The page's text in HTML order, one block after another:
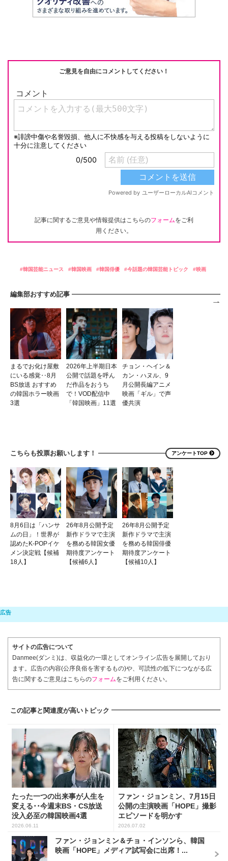
at b
k
a
Li
ご意見を自由にコメントしてください！
記事に関するご意見や情報提供はこちらのフォームをご利
用ください。
韓国芸能ニュース 韓国映画 韓国俳優 今話題の韓国芸能トピック 映画
編集部おすすめ記事
まるでお化け屋敷
にいる感覚‥8月
BS放送 おすすめ
の韓国ホラー映画
3選
2026年上半期日本
公開で話題を呼ん
だ作品をおうち
で！VOD配信中
「韓国映画」11選
チョン・ヘイン＆
カン・ハヌル、9
月公開長編アニメ
映画「ギル」で声
優共演
こちらも投票お願いします！ アンケートTOP
8月6日は「ハンサ
ムの日」！世界が
認めたK-POPイケ
メン決定戦【候補
18人】
26年8月公開予定
新作ドラマで主演
を務める韓国女優
期待度アンケート
【候補6人】
26年8月公開予定
新作ドラマで主演
を務める韓国俳優
期待度アンケート
【候補10人】
サイトの広告について
Danmee(ダンミ)は、収益化の一環としてオンライン広告を展開しており
ます。広告の内容(公序良俗を害するもの)や、可読性の低下につながる広
告に関するご意見はこちらのフォームをご利用ください。
この記事と関連度が高いトピック
たった一つの出来事が人生を
変える･･今週末BS・CS放送
没入必至の韓国映画4選
2026.06.11
ファン・ジョンミン、7月15日
公開の主演映画「HOPE」撮影
エピソードを明かす
2026.07.02
ファン・ジョンミン＆チョ・インソンら、韓国
映画「HOPE」メディア試写会に出席！...